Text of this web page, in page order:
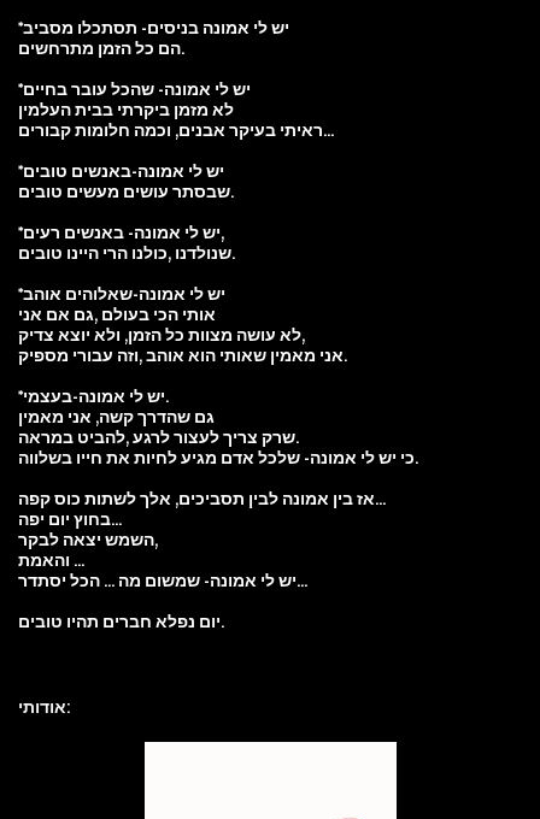
*יש לי אמונה בניסים- תסתכלו מסביב
הם כל הזמן מתרחשים.
*יש לי אמונה- שהכל עובר בחיים
לא מזמן ביקרתי בבית העלמין
ראיתי בעיקר אבנים, וכמה חלומות קבורים...
*יש לי אמונה-באנשים טובים
שבסתר עושים מעשים טובים.
*יש לי אמונה- באנשים רעים,
שנולדנו ,כולנו הרי היינו טובים.
*יש לי אמונה-שאלוהים אוהב
אותי הכי בעולם ,גם אם אני
לא עושה מצוות כל הזמן, ולא יוצא צדיק,
אני מאמין שאותי הוא אוהב ,וזה עבורי מספיק.
*יש לי אמונה-בעצמי.
גם שהדרך קשה, אני מאמין
שרק צריך לעצור לרגע ,להביט במראה.
כי יש לי אמונה- שלכל אדם מגיע לחיות את חייו בשלווה.
אז בין אמונה לבין תסביכים, אלך לשתות כוס קפה...
בחוץ יום יפה...
השמש יצאה לבקר,
והאמת ...
יש לי אמונה- שמשום מה ... הכל יסתדר...
יום נפלא חברים תהיו טובים.
אודותי: